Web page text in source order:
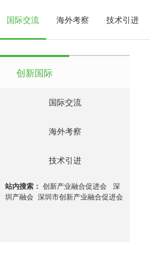
国际交流 海外考察 技术引进
创新国际
国际交流
海外考察
技术引进
站内搜索： 创新产业融合促进会
深
圳产融会
深圳市创新产业融合促进会